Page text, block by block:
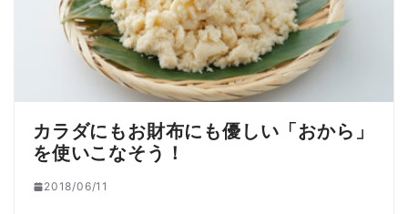
カラダにもお財布にも優しい「おから」
を使いこなそう！
2018/06/11